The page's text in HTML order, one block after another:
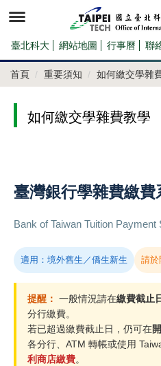
到
主
內
容
臺北科大 網站地圖 行事曆 聯
首頁 重要須知 如何繳交學雜
如何繳交學雜費教學
臺灣銀行學雜費繳費
Bank of Taiwan Tuition Payment
適用：境外舊生／僑生新生 請於
提醒： 一般情況請在繳費截止
分行繳費。
若已超過繳費截止日，仍可在
各分行、ATM 轉帳或使用
利商店繳費。